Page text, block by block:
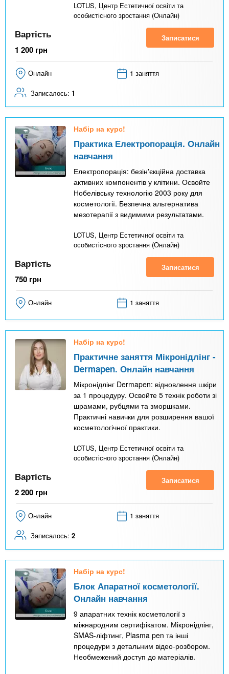
LOTUS, Центр Естетичної освіти та
особистісного зростання (Онлайн)
Вартість
1 200 грн
Записатися
Онлайн 1 заняття
Записалось: 1
Набір на курс!
Практика Електропорація. Онлайн
навчання
Електропорація: безін'єкційна доставка
активних компонентів у клітини. Освойте
Нобелівську технологію 2003 року для
косметології. Безпечна альтернатива
мезотерапії з видимими результатами.
LOTUS, Центр Естетичної освіти та
особистісного зростання (Онлайн)
Вартість
750 грн
Записатися
Онлайн 1 заняття
Набір на курс!
Практичне заняття Мікронідлінг -
Dermapen. Онлайн навчання
Мікронідлінг Dermapen: відновлення шкіри
за 1 процедуру. Освойте 5 технік роботи зі
шрамами, рубцями та зморшками.
Практичні навички для розширення вашої
косметологічної практики.
LOTUS, Центр Естетичної освіти та
особистісного зростання (Онлайн)
Вартість
2 200 грн
Записатися
Онлайн 1 заняття
Записалось: 2
Набір на курс!
Блок Апаратної косметології.
Онлайн навчання
9 апаратних технік косметології з
міжнародним сертифікатом. Мікронідлінг,
SMAS-ліфтинг, Plasma pen та інші
процедури з детальним відео-розбором.
Необмежений доступ до матеріалів.